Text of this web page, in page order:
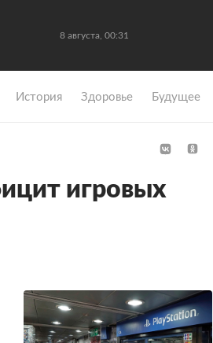
8 августа, 00:31
История Здоровье Будущее
игровых